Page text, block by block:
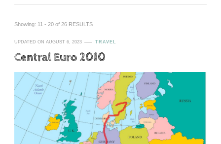
Showing: 11 - 20 of 26 RESULTS
UPDATED ON AUGUST 6, 2023 TRAVEL
Central Euro 2010